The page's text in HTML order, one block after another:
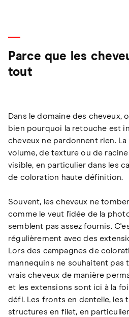
Parce que les
tout
Dans le domaine des cheveux,
bien pourquoi la retouche est
cheveux ne pardonnent rien.
volume, de texture ou de
visible, en particulier dans les
de coloration haute définition.
Souvent, les cheveux ne
comme le veut l'idée de la
semblent pas assez fournis.
régulièrement avec des
Lors des campagnes de
mannequins ne souhaitent pas
vrais cheveux de manière
et les extensions sont ici à la
défi. Les fronts en dentelle, les
structures en filet, en